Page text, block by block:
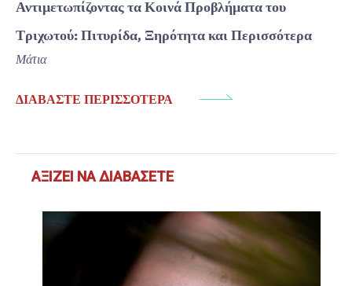
Αντιμετωπίζοντας τα Κοινά Προβλήματα του
Τριχωτού: Πιτυρίδα, Ξηρότητα και Περισσότερα
Μάτια
ΔΙΑΒΆΣΤΕ ΠΕΡΙΣΣΌΤΕΡΑ
ΑΞΊΖΕΙ ΝΑ ΔΙΑΒΆΣΕΤΕ